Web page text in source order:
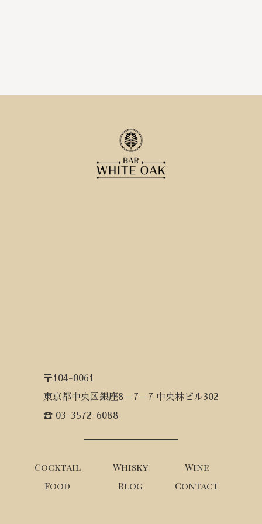
〒104-0061
東京都中央区銀座8－7－7 中央林ビル302
☎ 03-3572-6088
Cocktail Whisky
Wine
Food
Blog Contact